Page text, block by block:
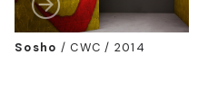
Sosho /CWC / 2014